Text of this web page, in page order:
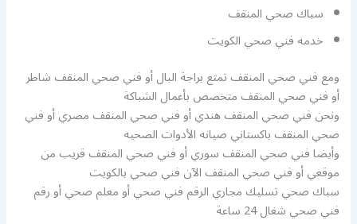
سباك صحي المنقف
خدمه فني صحي الكويت
ومع فني صحي المنقف تمتع براجة البال أو فني صحي المنقف شاطر
أو فني صحي المنقف متخصص بأعمال الشباكة
ونحن فني صحي المنقف هندي أو فني صحي المنقف مصري أو فني
صحي المنقف باكستاني صيانه الأدوات الصحيه
وأيضا فني صحي المنقف سوري أو فني صحي المنقف قريب من
موقعي أو فني صحي المنقف الآن فني صحي بالكويت
سباك صحي تسليك مجاري الرقم فني صحي أو معلم صحي أو رقم
فني صحي شغال 24 ساعة